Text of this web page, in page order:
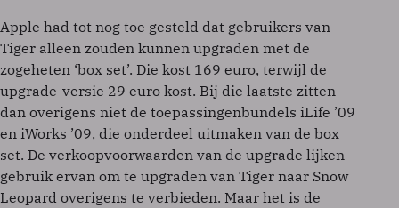
Apple had tot nog toe gesteld dat gebruikers van
Tiger alleen zouden kunnen upgraden met de
zogeheten ‘box set’. Die kost 169 euro, terwijl de
upgrade-versie 29 euro kost. Bij die laatste zitten
dan overigens niet de toepassingenbundels iLife ’09
en iWorks ’09, die onderdeel uitmaken van de box
set. De verkoopvoorwaarden van de upgrade lijken
gebruik ervan om te upgraden van Tiger naar Snow
Leopard overigens te verbieden. Maar het is de